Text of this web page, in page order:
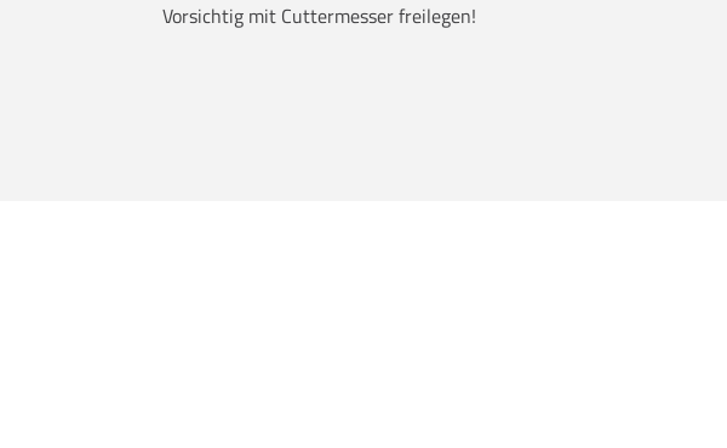
Vorsichtig mit Cuttermesser freilegen!